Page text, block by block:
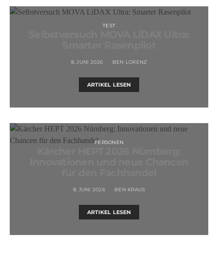
TEST
8. JUNI 2026 BEN LORENZ
ARTIKEL LESEN
PERSONEN
8. JUNI 2026 BEN KRAUS
ARTIKEL LESEN